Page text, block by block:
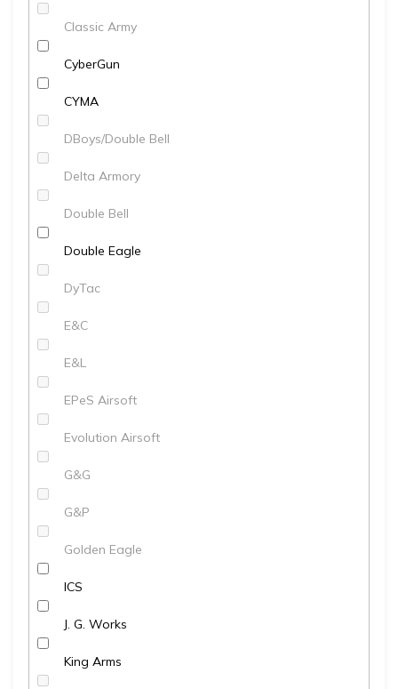
Classic Army
CyberGun
CYMA
DBoys/Double Bell
Delta Armory
Double Bell
Double Eagle
DyTac
E&C
E&L
EPeS Airsoft
Evolution Airsoft
G&G
G&P
Golden Eagle
ICS
J. G. Works
King Arms